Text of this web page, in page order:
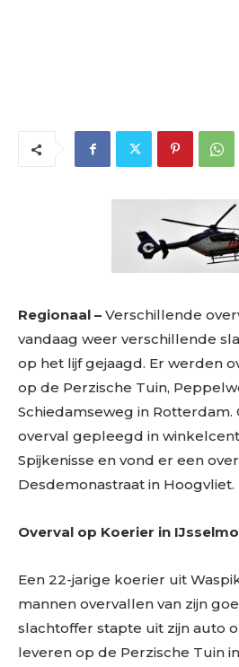
Regionaal – Verschillende
vandaag weer verschillende
op het lijf gejaagd. Er werden
op de Perzische Tuin,
Schiedamseweg in Rotterdam.
overval gepleegd in
Spijkenisse en vond er een
Desdemonastraat in Hoogvliet.
Overval op Koerier in
Een 22-jarige koerier uit
mannen overvallen van zijn
slachtoffer stapte uit zijn auto
leveren op de Perzische Tuin